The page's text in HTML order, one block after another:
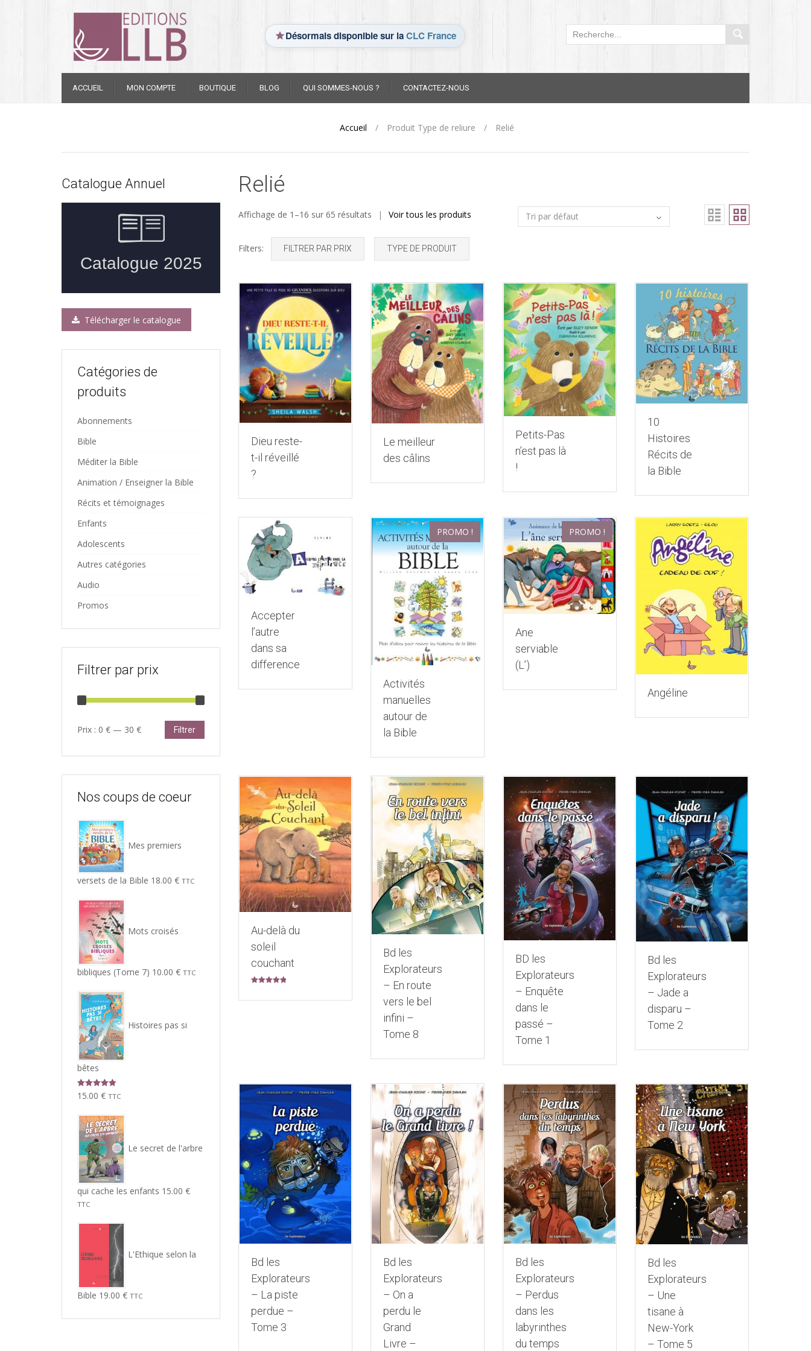
Désormais disponible sur laCLC France
content
ACCUEIL MON COMPTE BOUTIQUE BLOG QUI SOMMES-NOUS ? CONTACTEZ-NOUS
Accueil / Produit Type de reliure / Relié
Relié
Affichage de 1–16 sur 65 résultats Voir tous les produits
Filters: FILTRER PAR PRIX TYPE DE PRODUIT
Dieu reste-
t-il réveillé
?
Le meilleur
des câlins
Petits-Pas
n’est pas là
!
10
Histoires
Récits de
la Bible
Accepter
l’autre
dans sa
difference
PROMO !
Activités
manuelles
autour de
la Bible
PROMO !
Ane
serviable
(L’)
Angéline
Au-delà du
soleil
couchant
Bd les
Explorateurs
– En route
vers le bel
infini –
Tome 8
BD les
Explorateurs
– Enquête
dans le
passé –
Tome 1
Bd les
Explorateurs
– Jade a
disparu –
Tome 2
Bd les
Explorateurs
– La piste
perdue –
Tome 3
Bd les
Explorateurs
– On a
perdu le
Grand
Livre –
Bd les
Explorateurs
– Perdus
dans les
labyrinthes
du temps
Bd les
Explorateurs
– Une
tisane à
New-York
– Tome 5
Catalogue Annuel
Télécharger le catalogue
Catégories de
produits
Abonnements
Bible
Méditer la Bible
Animation / Enseigner la Bible
Récits et témoignages
Enfants
Adolescents
Autres catégories
Audio
Promos
Filtrer par prix
Prix
Prix
Filtrer
Prix : 0 € — 30 €
Nos coups de coeur
Mes premiers
versets de la Bible 18.00 € TTC
Mots croisés
bibliques (Tome 7) 10.00 € TTC
Histoires pas si
bêtes
Note 5.00
15.00 € TTC
Le secret de l'arbre
qui cache les enfants 15.00 €
TTC
L'Ethique selon la
Bible 19.00 € TTC